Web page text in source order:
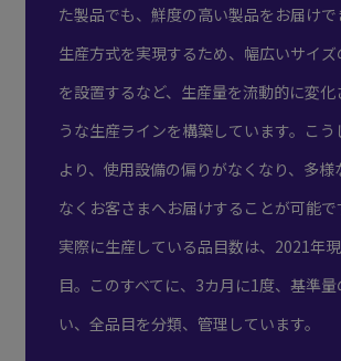
た製品でも、鮮度の高い製品をお届けで
生産方式を実現するため、幅広いサイズ
を設置するなど、生産量を流動的に変化
うな生産ラインを構築しています。こ
より、使用設備の偏りがなくなり、多様
なくお客さまへお届けすることが可能で
実際に生産している品目数は、2021年
目。このすべてに、3カ月に1度、基準
い、全品目を分類、管理しています。